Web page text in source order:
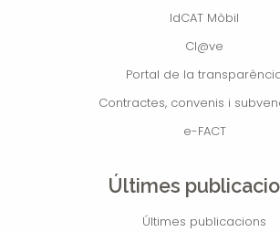
IdCAT Mòbil
Cl@ve
Portal de la
Contractes, convenis i
e-FACT
Últimes
Últimes publicacions